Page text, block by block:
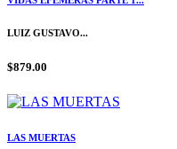
LUIZ GUSTAVO...
$879.00
LAS MUERTAS